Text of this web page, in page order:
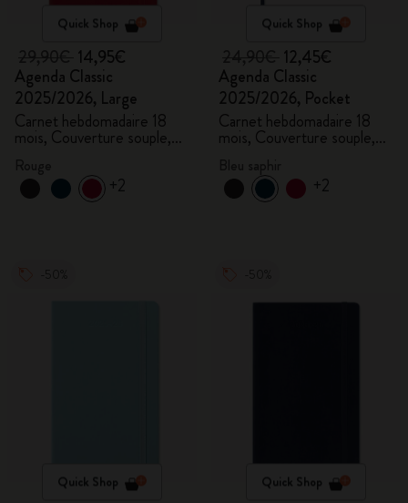
Quick Shop
14,95€
Agenda Classic
2025/2026, Large
Carnet hebdomadaire 18
mois, Couverture souple,
Rouge écarlate
+2
Quick Shop
12,45€
Agenda Classic
2025/2026, Pocket
Carnet hebdomadaire 18
mois, Couverture souple,
Bleu saphir
+2
Quick Shop Quick Shop